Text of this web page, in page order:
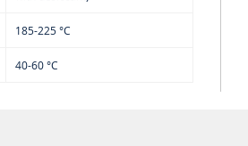
185-225 °C
40-60 °C